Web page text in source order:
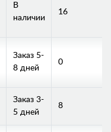
В
наличии
16
Заказ 5-
8 дней
0
Заказ 3-
5 дней
8